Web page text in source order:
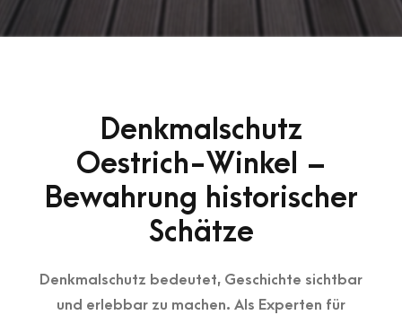
Denkmalschutz
Oestrich-Winkel –
Bewahrung historischer
Schätze
Denkmalschutz bedeutet, Geschichte sichtbar
und erlebbar zu machen. Als Experten für